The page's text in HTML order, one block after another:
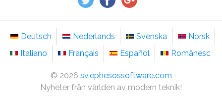
Deutsch Nederlands Svenska
Norsk
Italiano
Français Español Românesc
© 2026 sv.ephesossoftware.com
Nyheter från världen av modern teknik!